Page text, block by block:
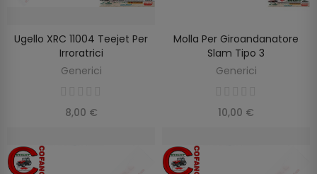
AGGIUNGI AL CARRELLO
Ugello XRC 11004 Teejet Per
Irroratrici
Generici
8,00 €
AGGIUNGI AL CARRELLO
Molla Per Giroandanatore
Slam Tipo 3
Generici
10,00 €